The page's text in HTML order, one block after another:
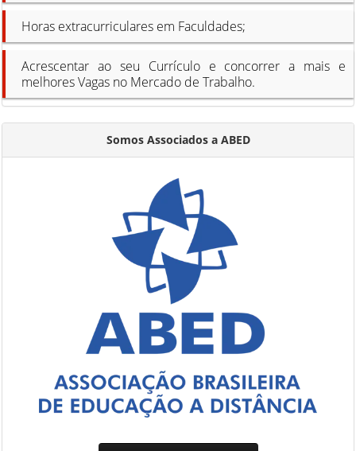
Horas extracurriculares em Faculdades;
Acrescentar ao seu Currículo e concorrer a mais e
melhores Vagas no Mercado de Trabalho.
Somos Associados a ABED